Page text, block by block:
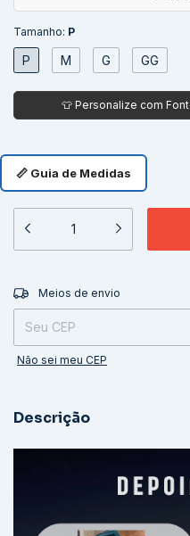
Tamanho: P
P M G GG
📏 Guia de Medidas
Entregas para o CEP:
Meios de envio
Não sei meu CEP
Descrição